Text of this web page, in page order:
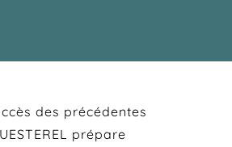
des précédentes
prépare